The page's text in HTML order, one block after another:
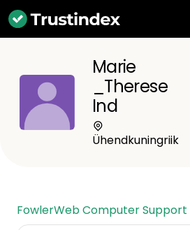
Marie
_Therese
Ind
Ühendkuningriik
FowlerWeb Computer Support